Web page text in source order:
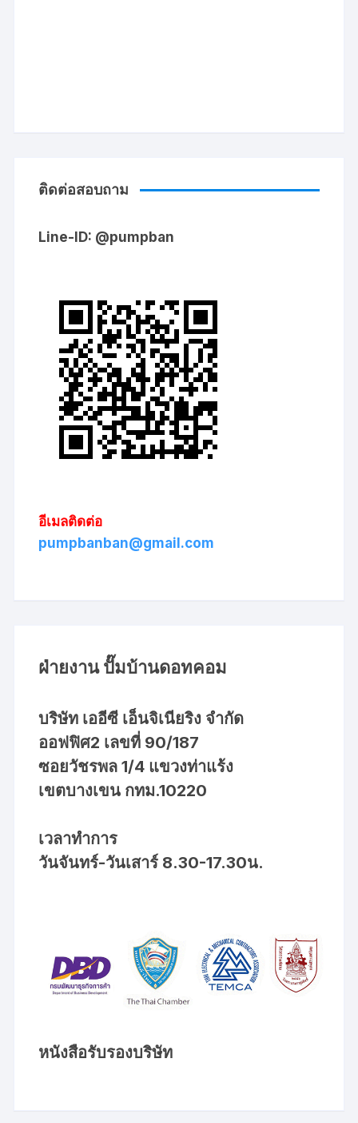
ติดต่อสอบถาม
Line-ID: @pumpban
อีเมลติดต่อ
pumpbanban@gmail.com
ฝ่ายงาน ปั๊มบ้านดอทคอม
บริษัท เออีซี เอ็นจิเนียริง จำกัด
ออฟฟิศ2 เลขที่ 90/187
ซอยวัชรพล 1/4 แขวงท่าแร้ง
เขตบางเขน กทม.10220
เวลาทำการ
วันจันทร์-วันเสาร์ 8.30-17.30น.
หนังสือรับรองบริษัท